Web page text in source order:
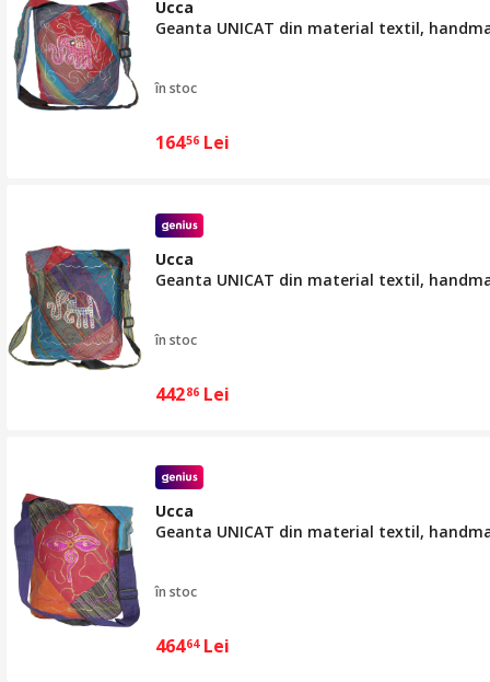
Ucca
Geanta UNICAT din material textil,
în stoc
16456 Lei
Ucca
Geanta UNICAT din material textil,
în stoc
44286 Lei
Ucca
Geanta UNICAT din material textil,
în stoc
46464 Lei